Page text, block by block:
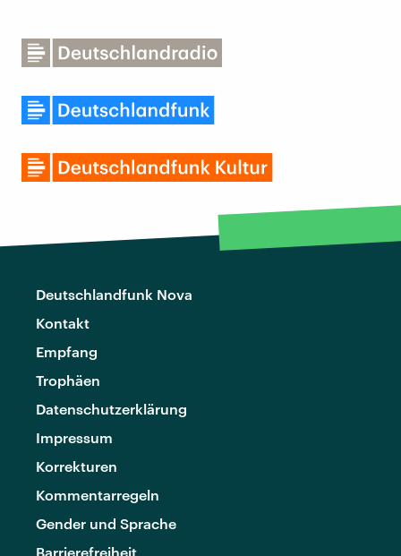
Deutschlandfunk Nova
Kontakt
Empfang
Trophäen
Datenschutzerklärung
Impressum
Korrekturen
Kommentarregeln
Gender und Sprache
Barrierefreiheit